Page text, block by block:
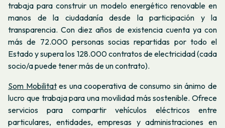
trabaja para construir un modelo energético renovable en
manos de la ciudadanía desde la participación y la
transparencia. Con diez años de existencia cuenta ya con
más de 72.000 personas socias repartidas por todo el
Estado y supera los 128.000 contratos de electricidad (cada
socio/a puede tener más de un contrato).
Som Mobilitates una cooperativa de consumo sin ánimo de
lucro que trabaja para una movilidad más sostenible. Ofrece
servicios para compartir vehículos eléctricos entre
particulares, entidades, empresas y administraciones en